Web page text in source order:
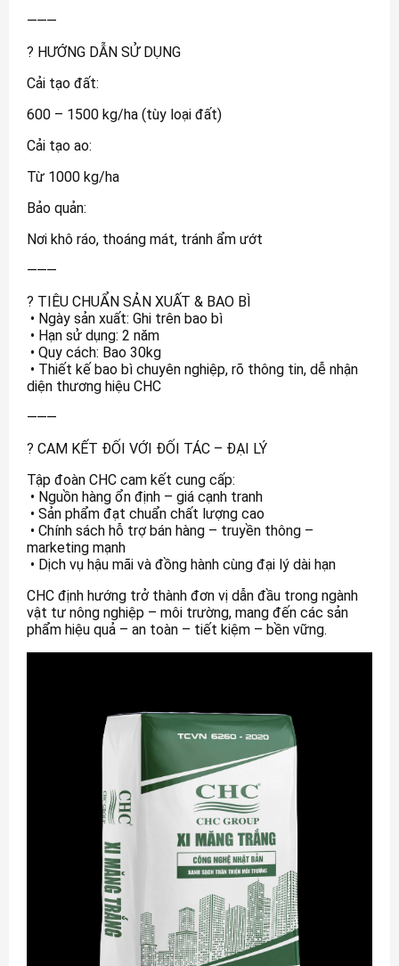
⸻
? HƯỚNG DẪN SỬ DỤNG
Cải tạo đất:
600 – 1500 kg/ha (tùy loại đất)
Cải tạo ao:
Từ 1000 kg/ha
Bảo quản:
Nơi khô ráo, thoáng mát, tránh ẩm ướt
⸻
? TIÊU CHUẨN SẢN XUẤT & BAO BÌ
• Ngày sản xuất: Ghi trên bao bì
• Hạn sử dụng: 2 năm
• Quy cách: Bao 30kg
• Thiết kế bao bì chuyên nghiệp, rõ thông tin, dễ nhận
diện thương hiệu CHC
⸻
? CAM KẾT ĐỐI VỚI ĐỐI TÁC – ĐẠI LÝ
Tập đoàn CHC cam kết cung cấp:
• Nguồn hàng ổn định – giá cạnh tranh
• Sản phẩm đạt chuẩn chất lượng cao
• Chính sách hỗ trợ bán hàng – truyền thông –
marketing mạnh
• Dịch vụ hậu mãi và đồng hành cùng đại lý dài hạn
CHC định hướng trở thành đơn vị dẫn đầu trong ngành
vật tư nông nghiệp – môi trường, mang đến các sản
phẩm hiệu quả – an toàn – tiết kiệm – bền vững.